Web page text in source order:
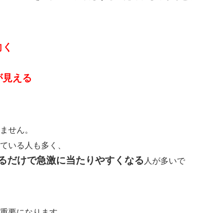
える
せん。
いる人も多く、
だけで急激に当たりやすくなる人が多いで